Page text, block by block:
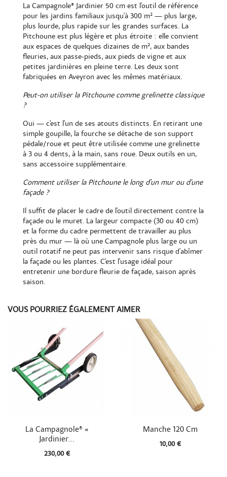
La Campagnole® Jardinier 50 cm est l'outil de référence
pour les jardins familiaux jusqu'à 300 m² — plus large,
plus lourde, plus rapide sur les grandes surfaces. La
Pitchoune est plus légère et plus étroite : elle convient
aux espaces de quelques dizaines de m², aux bandes
fleuries, aux passe-pieds, aux pieds de vigne et aux
petites jardinières en pleine terre. Les deux sont
fabriquées en Aveyron avec les mêmes matériaux.
Peut-on utiliser la Pitchoune comme grelinette classique
?
Oui — c'est l'un de ses atouts distincts. En retirant une
simple goupille, la fourche se détache de son support
pédale/roue et peut être utilisée comme une grelinette
à 3 ou 4 dents, à la main, sans roue. Deux outils en un,
sans accessoire supplémentaire.
Comment utiliser la Pitchoune le long d'un mur ou d'une
façade ?
Il suffit de placer le cadre de l'outil directement contre la
façade ou le muret. La largeur compacte (30 ou 40 cm)
et la forme du cadre permettent de travailler au plus
près du mur — là où une Campagnole plus large ou un
outil rotatif ne peut pas intervenir sans risque d'abîmer
la façade ou les plantes. C'est l'usage idéal pour
entretenir une bordure fleurie de façade, saison après
saison.
VOUS POURRIEZ ÉGALEMENT AIMER
Aperçu rapide
La Campagnole® «
Jardinier...
230,00 €
Aperçu rapide
Manche 120 Cm
10,00 €